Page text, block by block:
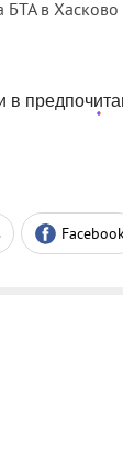
БТА в
в